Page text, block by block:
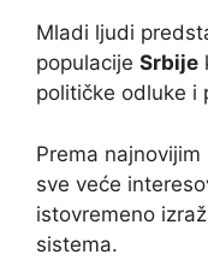
Mladi ljudi
populacije Srbije
političke odluke i
Prema
sve veće
istovremeno
sistema.